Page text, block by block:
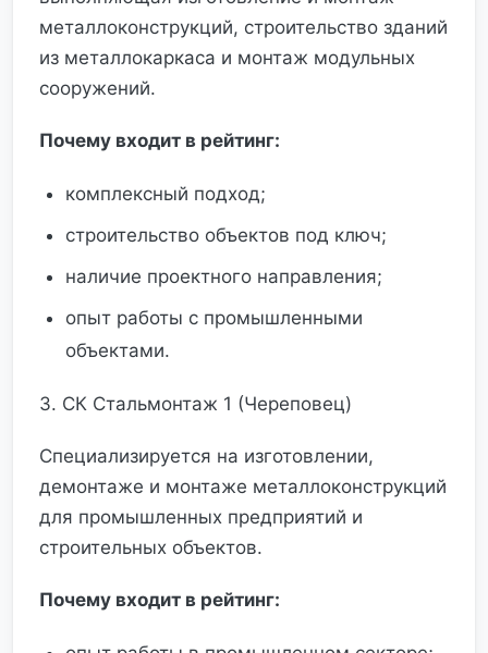
металлоконструкций, строительство зданий
из металлокаркаса и монтаж модульных
сооружений.
Почему входит в рейтинг:
комплексный подход;
строительство объектов под ключ;
наличие проектного направления;
опыт работы с промышленными
объектами.
3. СК Стальмонтаж 1 (Череповец)
Специализируется на изготовлении,
демонтаже и монтаже металлоконструкций
для промышленных предприятий и
строительных объектов.
Почему входит в рейтинг: